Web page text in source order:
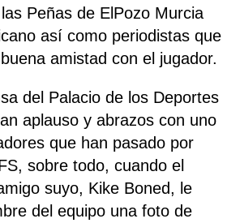
Peñas de ElPozo Murcia
así como periodistas que
amistad con el jugador.
del Palacio de los Deportes
aplauso y abrazos con uno
que han pasado por
sobre todo, cuando el
suyo, Kike Boned, le
del equipo una foto de